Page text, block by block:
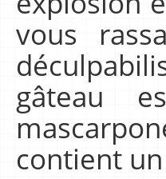
vous
gâteau
contient